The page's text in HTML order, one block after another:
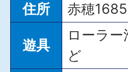
住所 赤穂
遊具
ローラ
ど